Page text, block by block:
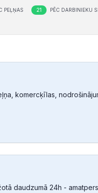
PEĻŅAS 21 PĒC DARBINIEKU
komercķīlas,
daudzumā 24h -